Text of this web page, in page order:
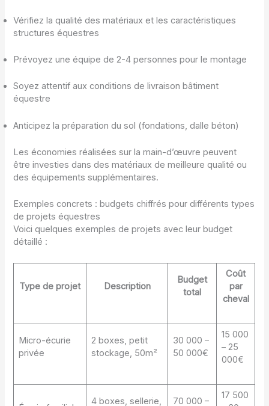
Vérifiez la qualité des matériaux et les caractéristiques
structures équestres
Prévoyez une équipe de 2-4 personnes pour le montage
Soyez attentif aux conditions de livraison bâtiment
équestre
Anticipez la préparation du sol (fondations, dalle béton)
Les économies réalisées sur la main-d’œuvre peuvent
être investies dans des matériaux de meilleure qualité ou
des équipements supplémentaires.
Exemples concrets : budgets chiffrés pour différents types
de projets équestres
Voici quelques exemples de projets avec leur budget
détaillé :
Type de projet Description
Budget
total
Coût
par
cheval
Micro-écurie
privée
2 boxes, petit
stockage, 50m²
30 000 –
50 000€
15 000
– 25
000€
4 boxes, sellerie,
70 000 –
17 500